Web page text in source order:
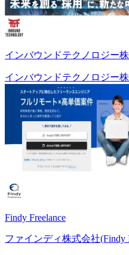
インバウンドテクノロジー
インバウンドテクノロジー
Findy Freelance
ファインディ株式会社(Findy